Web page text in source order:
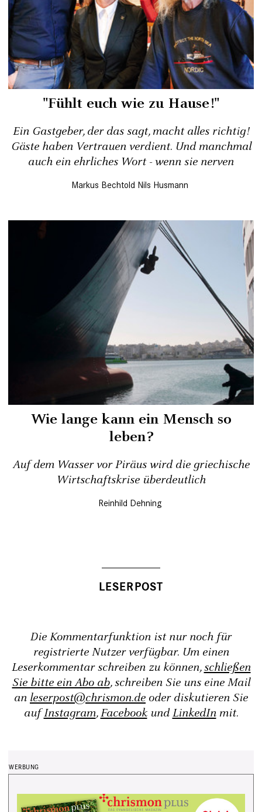
"Fühlt euch wie zu Hause!"
Ein Gastgeber, der das sagt, macht alles richtig!
Gäste haben Vertrauen verdient. Und manchmal
auch ein ehrliches Wort - wenn sie nerven
Markus Bechtold Nils Husmann
Wie lange kann ein Mensch so
leben?
Auf dem Wasser vor Piräus wird die griechische
Wirtschaftskrise überdeutlich
Reinhild Dehning
Die Kommentarfunktion ist nur noch für
registrierte Nutzer verfügbar. Um einen
Leserkommentar schreiben zu können,schließen
Sie bitte ein Abo ab, schreiben Sie uns eine Mail
an leserpost@chrismon.de oder diskutieren Sie
aufInstagram,FacebookundLinkedInmit.